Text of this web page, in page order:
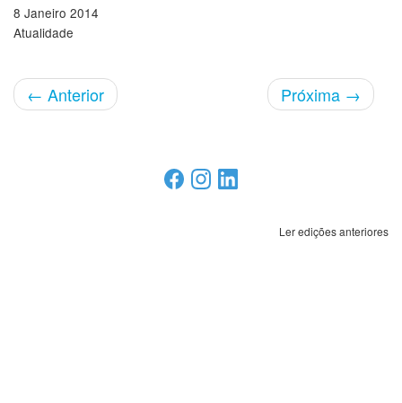
8 Janeiro 2014
Atualidade
← Anterior Próxima →
Ler edições anteriores